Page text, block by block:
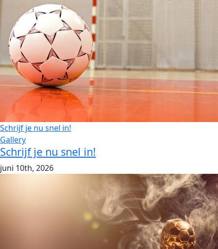
Schrijf je nu snel in!
Gallery
Schrijf je nu snel in!
juni 10th, 2026